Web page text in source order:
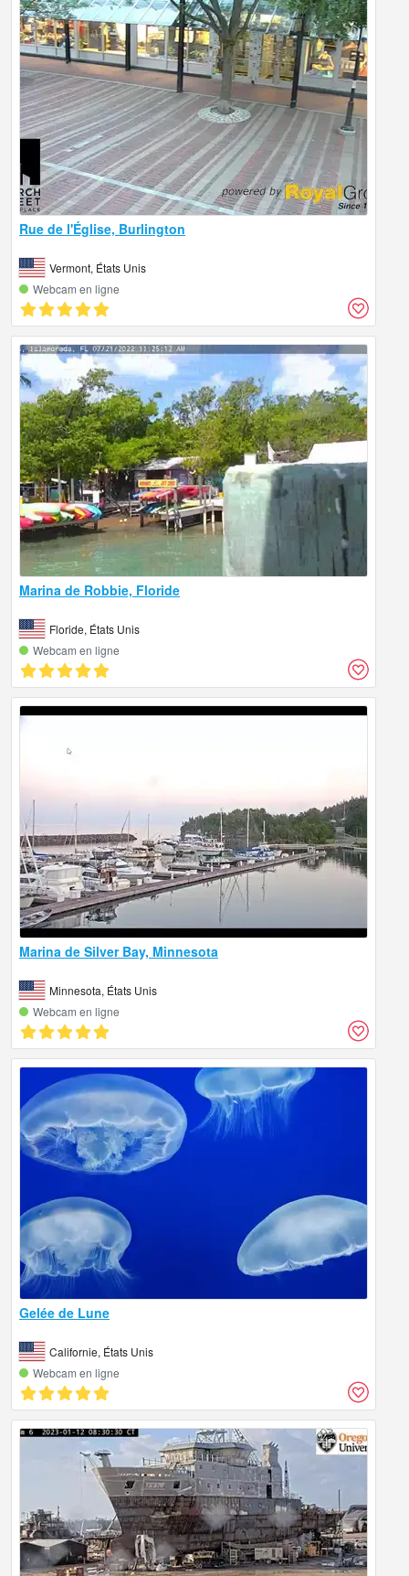
Rue de l'Église, Burlington
Vermont, États Unis
Webcam en ligne
Marina de Robbie, Floride
Floride, États Unis
Webcam en ligne
Marina de Silver Bay, Minnesota
Minnesota, États Unis
Webcam en ligne
Gelée de Lune
Californie, États Unis
Webcam en ligne